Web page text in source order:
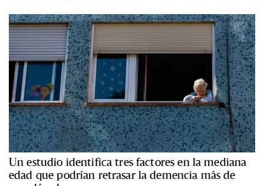
Un estudio identifica tres factores en la mediana
edad que podrían retrasar la demencia más de